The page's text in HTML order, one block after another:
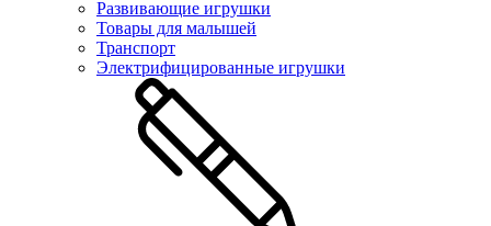
Развивающие игрушки
Товары для малышей
Транспорт
Электрифицированные игрушки